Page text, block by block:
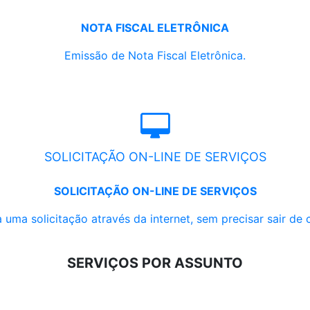
NOTA FISCAL ELETRÔNICA
Emissão de Nota Fiscal Eletrônica.
SOLICITAÇÃO ON-LINE DE SERVIÇOS
SOLICITAÇÃO ON-LINE DE SERVIÇOS
uma solicitação através da internet, sem precisar sair de
SERVIÇOS POR ASSUNTO